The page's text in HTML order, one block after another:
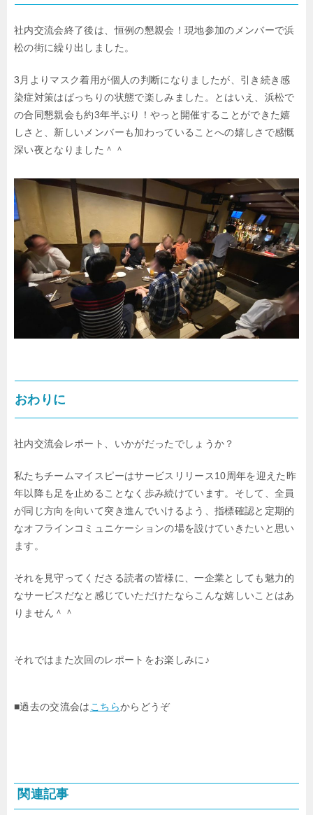
社内交流会終了後は、恒例の懇親会！現地参加のメンバーで浜
松の街に繰り出しました。
3月よりマスク着用が個人の判断になりましたが、 引き続き感
染症対策はばっちりの状態で楽しみました。
とはいえ、浜松で
の合同懇親会も約3年半ぶり！やっと開催することができた嬉
しさと、 新しいメンバーも加わっていることへの嬉しさで感慨
深い夜となりました＾＾
おわりに
社内交流会レポート、いかがだったでしょうか？
私たちチームマイスピーはサービスリリース10周年を迎えた昨
年以降も 足を止めることなく歩み続けています。そして、全員
が同じ方向を向いて突き進んでいけるよう、指標確認と定期的
なオフラインコミュニケーションの場を設けていきたいと思い
ます。
それを見守ってくださる読者の皆様に、一企業としても魅力的
なサービスだなと 感じていただけたならこんな嬉しいことはあ
りません＾＾
それではまた次回のレポートをお楽しみに♪
■過去の交流会は こちらからどうぞ
関連記事